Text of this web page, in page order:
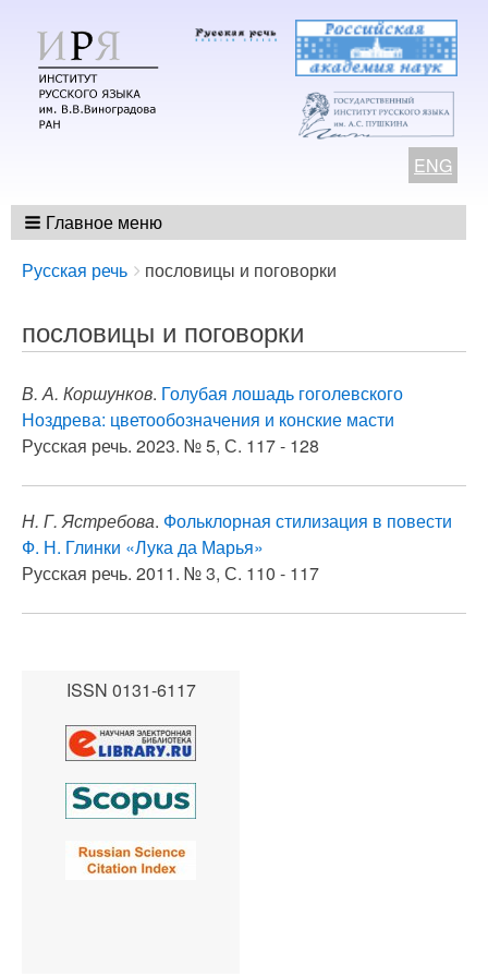
ENG
Главное меню
Breadcrumbs
You
here:
Русская речь пословицы и поговорки
пословицы и поговорки
В. А. Коршунков. Голубая лошадь гоголевского
Ноздрева: цветообозначения и конские масти
Русская речь. 2023. № 5, С. 117 - 128
Н. Г. Ястребова. Фольклорная стилизация в повести
Ф. Н. Глинки «Лука да Марья»
Русская речь. 2011. № 3, С. 110 - 117
ISSN 0131-6117